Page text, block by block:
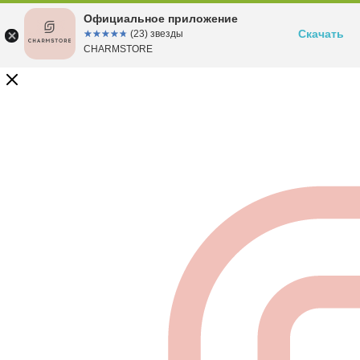
Официальное приложение
☆☆☆☆☆
★★★★★ (23) звезды
CHARMSTORE
Скачать